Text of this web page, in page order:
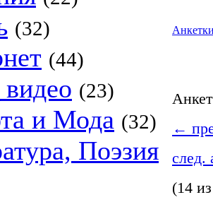
(32)
(44)
(23)
и Мода (32)
Поэзия
←
след.
(14